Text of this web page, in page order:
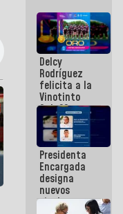
Delcy
Rodríguez
felicita a la
Vinotinto
Sub 20
campeona
frente
México Sub
23 en los
Centroamericanos
Presidenta
Encargada
designa
nuevos
titulares en